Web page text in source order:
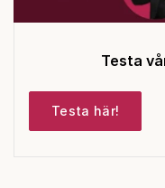
Testa
Testa här!